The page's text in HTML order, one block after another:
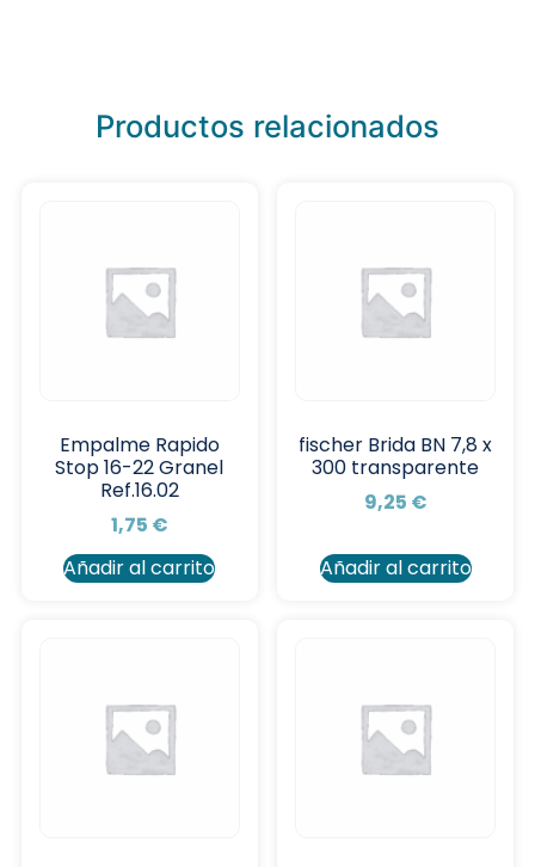
Productos relacionados
Empalme Rapido
Stop 16-22 Granel
Ref.16.02
1,75 €
Añadir al carrito
fischer Brida BN 7,8 x
300 transparente
9,25 €
Añadir al carrito